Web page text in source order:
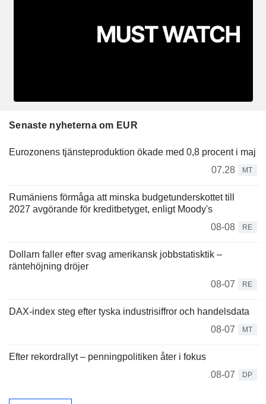
Senaste nyheterna om EUR
Eurozonens tjänsteproduktion ökade med 0,8 procent i maj
07.28
MT
Rumäniens förmåga att minska budgetunderskottet till
2027 avgörande för kreditbetyget, enligt Moody's
08-08
RE
Dollarn faller efter svag amerikansk jobbstatisktik –
räntehöjning dröjer
08-07
RE
DAX-index steg efter tyska industrisiffror och handelsdata
08-07
MT
Efter rekordrallyt – penningpolitiken åter i fokus
08-07
DP